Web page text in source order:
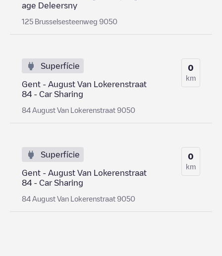
age Deleersny
125 Brusselsesteenweg 9050
Superfície
Gent - August Van Lokerenstraat
84 - Car Sharing
84 August Van Lokerenstraat 9050
0
km
Superfície
Gent - August Van Lokerenstraat
84 - Car Sharing
84 August Van Lokerenstraat 9050
0
km